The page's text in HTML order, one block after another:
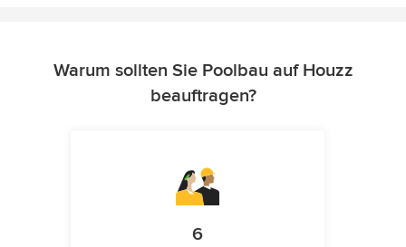
Warum sollten Sie Poolbau auf Houzz
beauftragen?
6